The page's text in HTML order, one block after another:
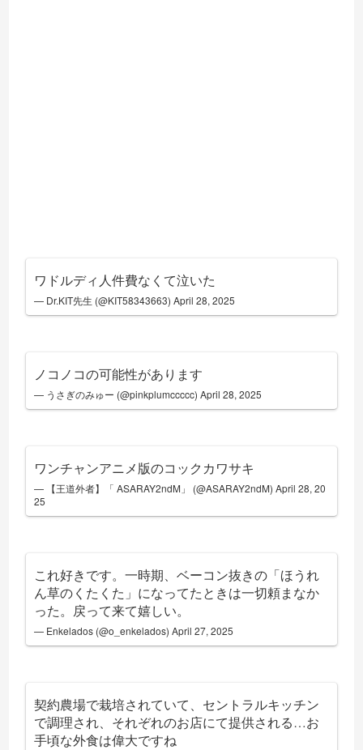
ワドルディ人件費なくて泣いた
— Dr.KIT先生 (@KIT58343663)April 28, 2025
ノコノコの可能性があります
— うさぎのみゅー (@pinkplumccccc)April 28, 2025
ワンチャンアニメ版のコックカワサキ
— 【王道外者】「 ASARAY2ndM」 (@ASARAY2ndM)April 28, 20
25
これ好きです。一時期、ベーコン抜きの「ほうれ
ん草のくたくた」になってたときは一切頼まなか
った。戻って来て嬉しい。
— Enkelados (@o_enkelados)April 27, 2025
契約農場で栽培されていて、セントラルキッチン
で調理され、それぞれのお店にて提供される…お
手頃な外食は偉大ですね